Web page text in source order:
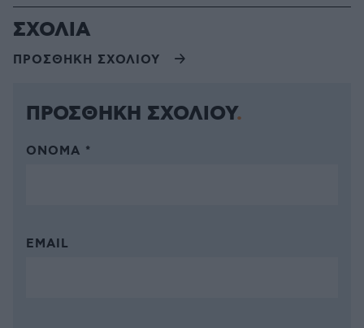
ΣΧΟΛΙΑ
ΠΡΟΣΘΗΚΗ ΣΧΟΛΙΟΥ
ΠΡΟΣΘΗΚΗ ΣΧΟΛΙΟΥ
ΌΝΟΜΑ *
EMAIL